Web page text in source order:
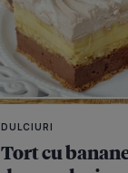
DULCIURI
Tort cu